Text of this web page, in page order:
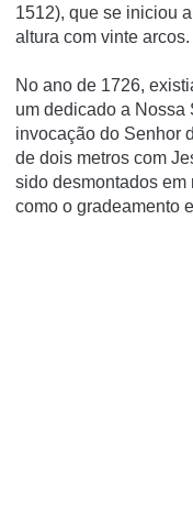
1512), que se iniciou
altura com vinte arcos.
No ano de 1726,
um dedicado a Nossa
invocação do Senhor
de dois metros com
sido desmontados em
como o gradeamento